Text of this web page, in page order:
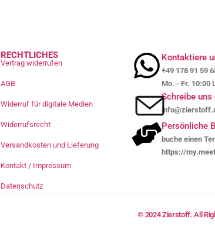
RECHTLICHES
Vertrag widerrufen
AGB
Widerruf für digitale Medien
Widerrufsrecht
Versandkosten und Lieferung
Kontakt / Impressum
Datenschutz
Kontaktiere
+49 178 91 59
Mo. - Fr. 10:00
Schreibe uns
Persönliche
buche einen
https://
© 2024 Zierstoff. All